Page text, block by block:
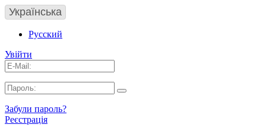
Українська
Русский
Увійти
Забули пароль?
Реєстрація